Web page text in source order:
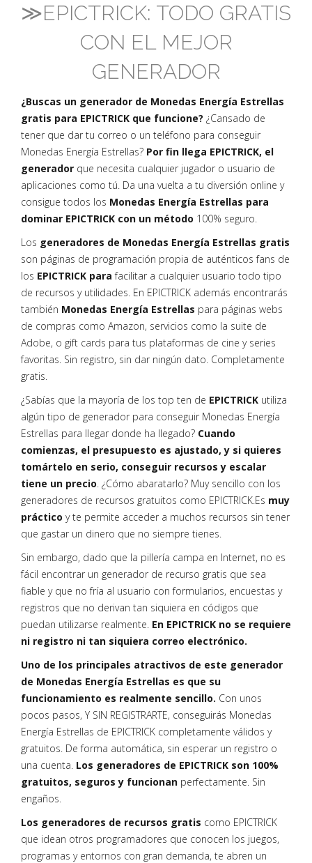
≫EPICTRICK: TODO GRATIS
CON EL MEJOR
GENERADOR
¿Buscas un generador de Monedas Energía Estrellas
gratis para EPICTRICK que funcione? ¿Cansado de
tener que dar tu correo o un teléfono para conseguir
Monedas Energía Estrellas? Por fin llega EPICTRICK, el
generador que necesita cualquier jugador o usuario de
aplicaciones como tú. Da una vuelta a tu diversión online y
consigue todos los Monedas Energía Estrellas para
dominar EPICTRICK con un método 100% seguro.
Los generadores de Monedas Energía Estrellas gratis
son páginas de programación propia de auténticos fans de
los EPICTRICK para facilitar a cualquier usuario todo tipo
de recursos y utilidades. En EPICTRICK además encontrarás
también Monedas Energía Estrellas para páginas webs
de compras como Amazon, servicios como la suite de
Adobe, o gift cards para tus plataformas de cine y series
favoritas. Sin registro, sin dar ningún dato. Completamente
gratis.
¿Sabías que la mayoría de los top ten de EPICTRICK utiliza
algún tipo de generador para conseguir Monedas Energía
Estrellas para llegar donde ha llegado? Cuando
comienzas, el presupuesto es ajustado, y si quieres
tomártelo en serio, conseguir recursos y escalar
tiene un precio. ¿Cómo abaratarlo? Muy sencillo con los
generadores de recursos gratuitos como EPICTRICK.Es muy
práctico y te permite acceder a muchos recursos sin tener
que gastar un dinero que no siempre tienes.
Sin embargo, dado que la pillería campa en Internet, no es
fácil encontrar un generador de recurso gratis que sea
fiable y que no fría al usuario con formularios, encuestas y
registros que no derivan tan siquiera en códigos que
puedan utilizarse realmente. En EPICTRICK no se requiere
ni registro ni tan siquiera correo electrónico.
Uno de los principales atractivos de este generador
de Monedas Energía Estrellas es que su
funcionamiento es realmente sencillo. Con unos
pocos pasos, Y SIN REGISTRARTE, conseguirás Monedas
Energía Estrellas de EPICTRICK completamente válidos y
gratuitos. De forma automática, sin esperar un registro o
una cuenta. Los generadores de EPICTRICK son 100%
gratuitos, seguros y funcionan perfectamente. Sin
engaños.
Los generadores de recursos gratis como EPICTRICK
que idean otros programadores que conocen los juegos,
programas y entornos con gran demanda, te abren un